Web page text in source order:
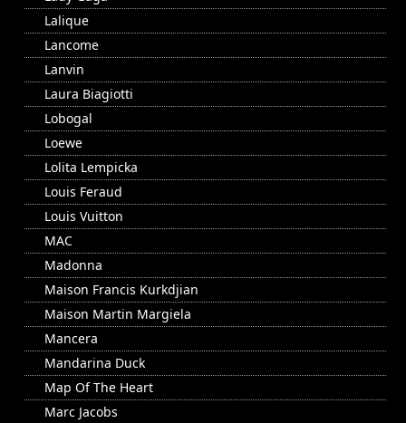
Lalique
Lancome
Lanvin
Laura Biagiotti
Lobogal
Loewe
Lolita Lempicka
Louis Feraud
Louis Vuitton
MAC
Madonna
Maison Francis Kurkdjian
Maison Martin Margiela
Mancera
Mandarina Duck
Map Of The Heart
Marc Jacobs